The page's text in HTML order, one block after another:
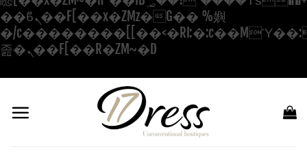
��ϐܢ��F[��x�ZMz�G�� %嬩
�/
졾�ܢ��F[��R�ZM~�D
contenuti